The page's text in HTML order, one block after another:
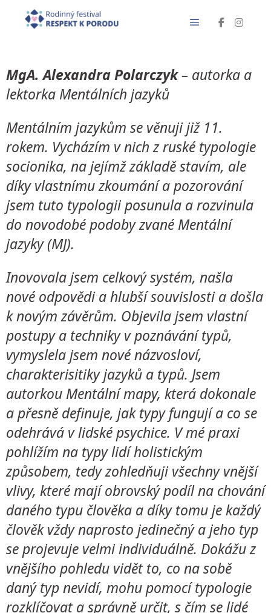
MgA. Alexandra Polarczyk– autorka a
lektorka Mentálních jazyků
Mentálním jazykům se věnuji již 11.
rokem. Vycházím v nich z ruské typologie
socionika, na jejímž základě stavím, ale
díky vlastnímu zkoumání a pozorování
jsem tuto typologii posunula a rozvinula
do novodobé podoby zvané Mentální
jazyky (MJ).
Inovovala jsem celkový systém, našla
nové odpovědi a hlubší souvislosti a došla
k novým závěrům. Objevila jsem vlastní
postupy a techniky v poznávání typů,
vymyslela jsem nové názvosloví,
charakterisitiky jazyků a typů. Jsem
autorkou Mentální mapy, která dokonale
a přesně definuje, jak typy fungují a co se
odehrává v lidské psychice. V mé praxi
pohlížím na typy lidí holistickým
způsobem, tedy zohledňuji všechny vnější
vlivy, které mají obrovský podíl na chování
daného typu člověka a díky tomu je každý
člověk vždy naprosto jedinečný a jeho typ
se projevuje velmi individuálně. Dokážu z
vnějšího pohledu vidět to, co na sobě
daný typ nevidí, mohu pomocí typologie
rozklíčovat a správně určit, s čím se lidé